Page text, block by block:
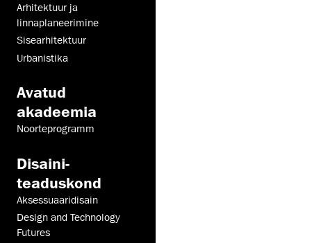
Arhitektuur ja
linnaplaneerimine
Sisearhitektuur
Urbanistika
Avatud
akadeemia
Noorteprogramm
Disaini­­
teaduskond
Aksessuaaridisain
Design and Technology
Futures